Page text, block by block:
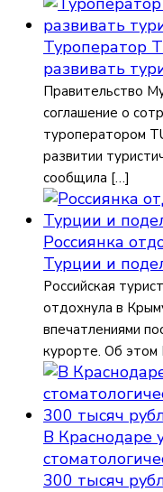
Туроператор
развивать
Правительство
соглашение о
туроператором
развитии
сообщила […]
Россиянка
Турции и
Российская
отдохнула в
впечатлениями
курорте. Об этом
В Краснодаре
300 тысяч